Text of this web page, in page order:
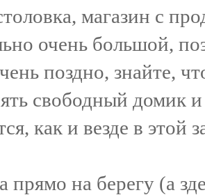
магазин с
очень большой,
поздно, знайте,
свободный домик и
как и везде в этой
прямо на берегу (а